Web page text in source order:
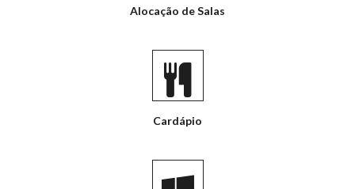
Alocação de Salas
Cardápio